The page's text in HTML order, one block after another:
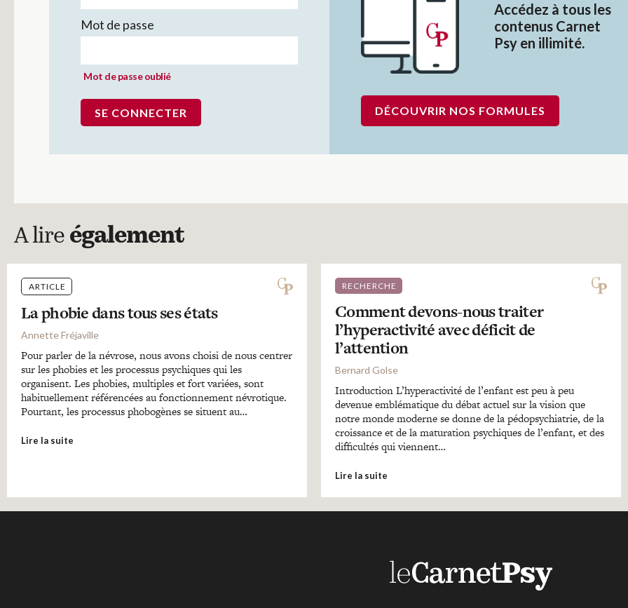
Mot de passe
Mot de passe oublié
Accédez à tous les
contenus Carnet
Psy en illimité.
DÉCOUVRIR NOS FORMULES
A lire également
ARTICLE
La phobie dans tous ses états
Annette Fréjaville
Pour parler de la névrose, nous avons choisi de nous centrer
sur les phobies et les processus psychiques qui les
organisent. Les phobies, multiples et fort variées, sont
habituellement référencées au fonctionnement névrotique.
Pourtant, les processus phobogènes se situent au…
Lire la suite
RECHERCHE
Comment devons-nous traiter
l’hyperactivité avec déficit de
l’attention
Bernard Golse
Introduction L’hyperactivité de l’enfant est peu à peu
devenue emblématique du débat actuel sur la vision que
notre monde moderne se donne de la pédopsychiatrie, de la
croissance et de la maturation psychiques de l’enfant, et des
difficultés qui viennent…
Lire la suite